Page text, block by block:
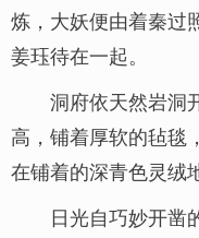
炼，大妖便由着秦过
姜珏待在一起。
洞府依天然岩洞
高，铺着厚软的毡毯
在铺着的深青色灵绒
日光自巧妙开凿